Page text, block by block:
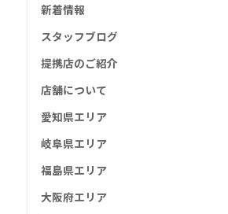
新着情報
スタッフブログ
提携店のご紹介
店舗について
愛知県エリア
岐阜県エリア
福島県エリア
大阪府エリア